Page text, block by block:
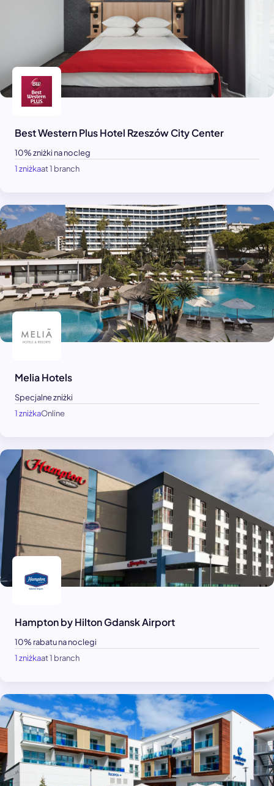
Best Western Plus Hotel Rzeszów City Center
10% zniżki na nocleg
1 zniżkaat 1 branch
Melia Hotels
Specjalne zniżki
1 zniżkaOnline
Hampton by Hilton Gdansk Airport
10% rabatu na noclegi
1 zniżkaat 1 branch